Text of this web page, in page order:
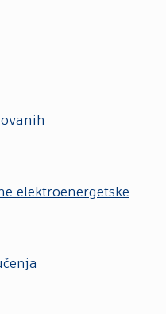
elektroenergetske